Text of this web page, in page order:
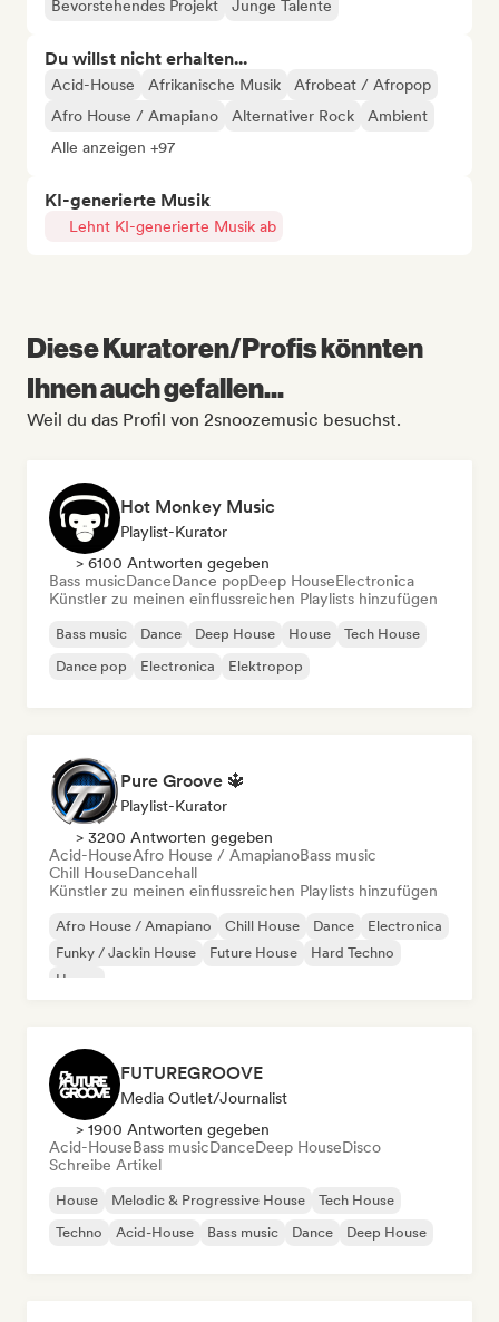
Bevorstehendes Projekt Junge Talente
Du willst nicht erhalten...
Acid-House Afrikanische Musik
Afrobeat / Afropop
Afro House / Amapiano
Alternativer Rock
Ambient
Alle anzeigen +97
KI-generierte Musik
Lehnt KI-generierte Musik ab
Diese Kuratoren/Profis könnten
Ihnen auch gefallen...
Weil du das Profil von 2snoozemusic besuchst.
Hot Monkey Music
Playlist-Kurator
> 6100 Antworten gegeben
Bass musicDanceDance popDeep HouseElectronica
Künstler zu meinen einflussreichen Playlists hinzufügen
Bass music Dance Deep House House
Tech House
Dance pop
Electronica Elektropop
Pure Groove 🔱
Playlist-Kurator
> 3200 Antworten gegeben
Acid-HouseAfro House / AmapianoBass music
Chill HouseDancehall
Künstler zu meinen einflussreichen Playlists hinzufügen
Afro House / Amapiano Chill House Dance
Electronica
Funky / Jackin House
Future House
Hard Techno
House
FUTUREGROOVE
Media Outlet/Journalist
> 1900 Antworten gegeben
Acid-HouseBass musicDanceDeep HouseDisco
Schreibe Artikel
House Melodic & Progressive House
Tech House
Techno
Acid-House Bass music Dance Deep House